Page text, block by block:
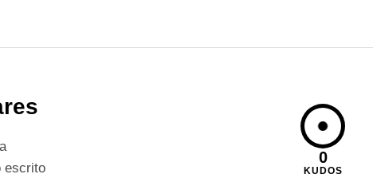
escrito
0
KUDOS